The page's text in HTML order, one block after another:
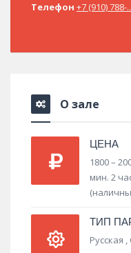
Телефон +7 (910)
О зале
ЦЕНА
1800 –
мин. 2
ТИП
Русская